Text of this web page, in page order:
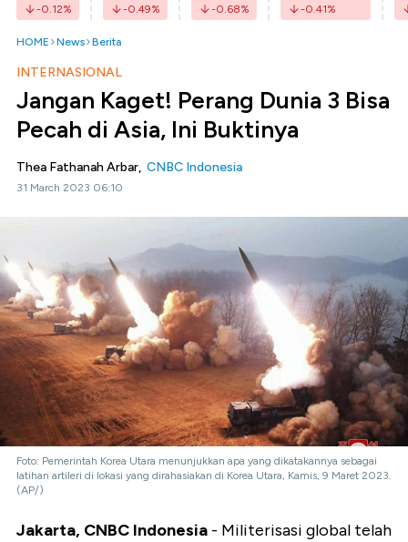
-0.12% -0.49% -0.68% -0.41%
HOME News Berita
INTERNASIONAL
Jangan Kaget! Perang Dunia 3 Bisa
Pecah di Asia, Ini Buktinya
Thea Fathanah Arbar, CNBC Indonesia
31 March 2023 06:10
Foto: Pemerintah Korea Utara menunjukkan apa yang dikatakannya sebagai
latihan artileri di lokasi yang dirahasiakan di Korea Utara, Kamis, 9 Maret 2023.
(AP/)
Jakarta, CNBC Indonesia - Militerisasi global telah